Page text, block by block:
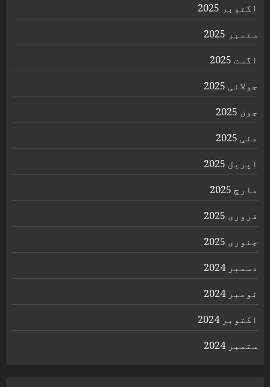
اکتوبر 2025
ستمبر 2025
اگست 2025
جولائی 2025
جون 2025
مئی 2025
اپریل 2025
مارچ 2025
فروری 2025
جنوری 2025
دسمبر 2024
نومبر 2024
اکتوبر 2024
ستمبر 2024